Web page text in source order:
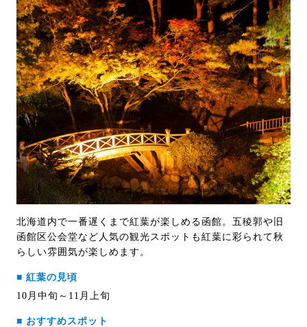
北海道内で一番遅くまで紅葉が楽しめる函館。五稜郭や旧
函館区公会堂など人気の観光スポットも紅葉に彩られて秋
らしい雰囲気が楽しめます。
■ 紅葉の見頃
10月中旬～11月上旬
■ おすすめスポット